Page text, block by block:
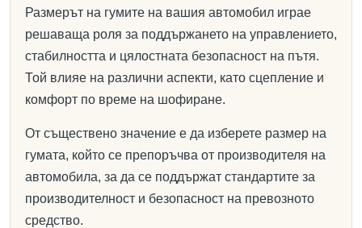
Размерът на гумите на вашия автомобил играе
решаваща роля за поддържането на управлението,
стабилността и цялостната безопасност на пътя.
Той влияе на различни аспекти, като сцепление и
комфорт по време на шофиране.
От съществено значение е да изберете размер на
гумата, който се препоръчва от производителя на
автомобила, за да се поддържат стандартите за
производителност и безопасност на превозното
средство.